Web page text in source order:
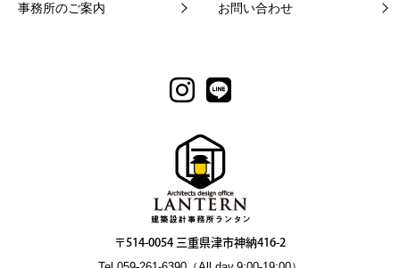
事務所のご案内 お問い合わせ
〒514-0054 三重県津市神納416-2